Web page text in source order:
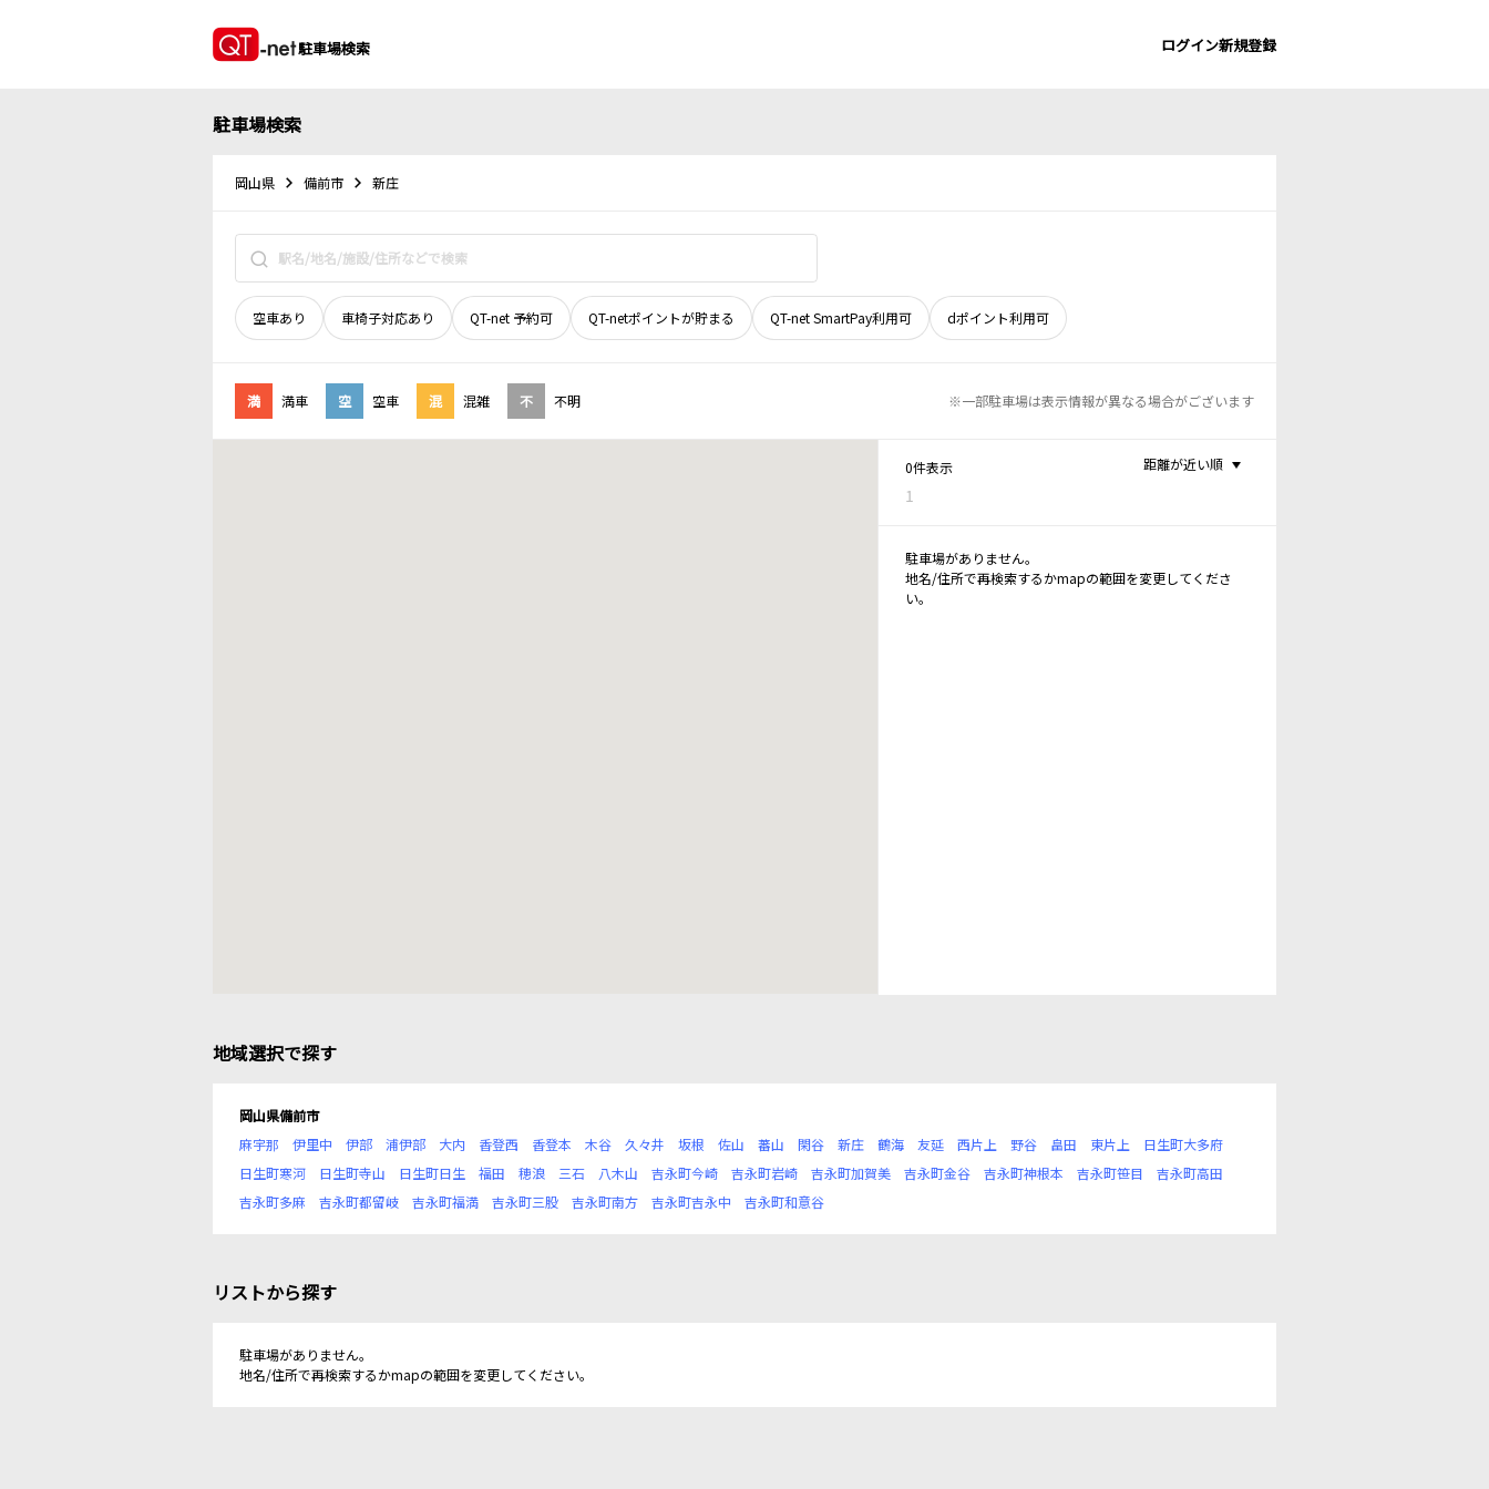
駐車場検索 ログイン新規登録
駐車場検索
岡山県 備前市 新庄
空車あり 車椅子対応あり QT-net 予約可 QT-netポイントが貯まる QT-net SmartPay利用可 dポイント利用可
満 満車 空 空車 混 混雑 不 不明 ※一部駐車場は表示情報が異なる場合がございます
0件表示
1
距離が近い順
駐車場がありません。
地名/住所で再検索するかmapの範囲を変更してくださ
い。
地域選択で探す
岡山県備前市
麻宇那
伊里中 伊部 浦伊部 大内 香登西 香登本 木谷 久々井 坂根 佐山 蕃山 閑谷 新庄 鶴海 友延 西片上 野谷 畠田 東片上
日生町大多府
日生町寒河
日生町寺山 日生町日生 福田 穂浪 三石 八木山 吉永町今崎 吉永町岩崎 吉永町加賀美 吉永町金谷 吉永町神根本 吉永町笹目
吉永町高田
吉永町多麻
吉永町都留岐 吉永町福満 吉永町三股 吉永町南方 吉永町吉永中 吉永町和意谷
リストから探す
駐車場がありません。
地名/住所で再検索するかmapの範囲を変更してください。